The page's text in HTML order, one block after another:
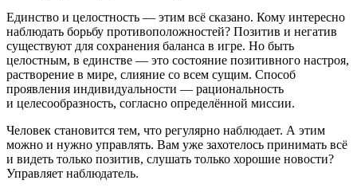
Единство и целостность — этим всё сказано. Кому интересно
наблюдать борьбу противоположностей? Позитив и негатив
существуют для сохранения баланса в игре. Но быть
целостным, в единстве — это состояние позитивного настроя,
растворение в мире, слияние со всем сущим. Способ
проявления индивидуальности — рациональность
и целесообразность, согласно определённой миссии.
Человек становится тем, что регулярно наблюдает. А этим
можно и нужно управлять. Вам уже захотелось принимать всё
и видеть только позитив, слушать только хорошие новости?
Управляет наблюдатель.